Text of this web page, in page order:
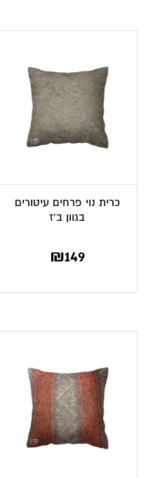
כרית נוי פרחים עיטורים
בגוון ב’ז
₪149